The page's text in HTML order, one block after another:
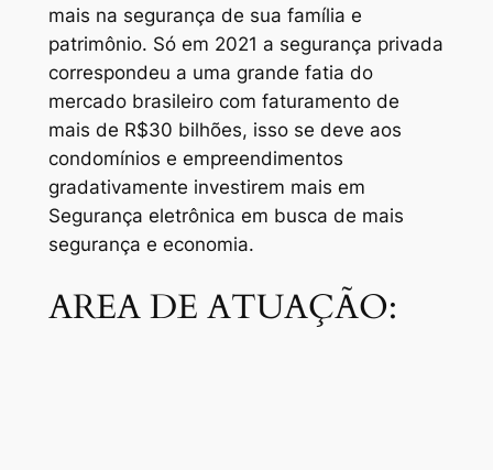
mais na segurança de sua família e
patrimônio. Só em 2021 a segurança privada
correspondeu a uma grande fatia do
mercado brasileiro com faturamento de
mais de R$30 bilhões, isso se deve aos
condomínios e empreendimentos
gradativamente investirem mais em
Segurança eletrônica em busca de mais
segurança e economia.
AREA DE ATUAÇÃO: